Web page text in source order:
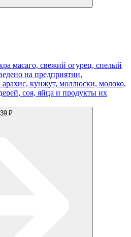
масаго, свежий огурец, спелый
на предприятии,
кунжут, моллюски, молоко,
соя, яйца и продукты их
₽